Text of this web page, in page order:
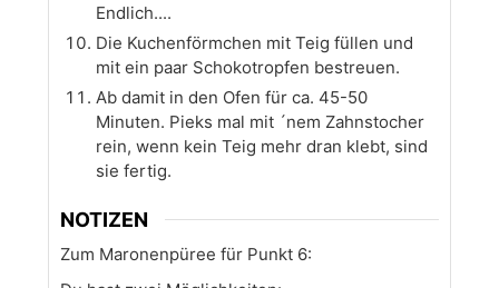
Endlich....
Die Kuchenförmchen mit Teig füllen und
mit ein paar Schokotropfen bestreuen.
Ab damit in den Ofen für ca. 45-50
Minuten. Pieks mal mit ´nem Zahnstocher
rein, wenn kein Teig mehr dran klebt, sind
sie fertig.
NOTIZEN
Zum Maronenpüree für Punkt 6: